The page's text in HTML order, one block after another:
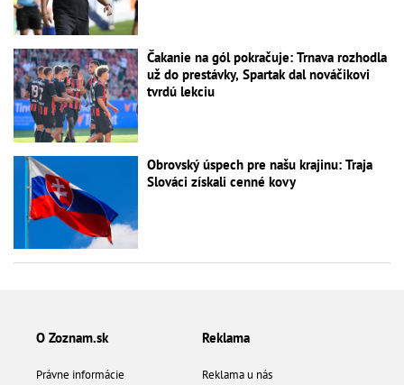
Čakanie na gól pokračuje: Trnava rozhodla
už do prestávky, Spartak dal nováčikovi
tvrdú lekciu
Obrovský úspech pre našu krajinu: Traja
Slováci získali cenné kovy
O Zoznam.sk
Právne informácie
Reklama
Reklama u nás